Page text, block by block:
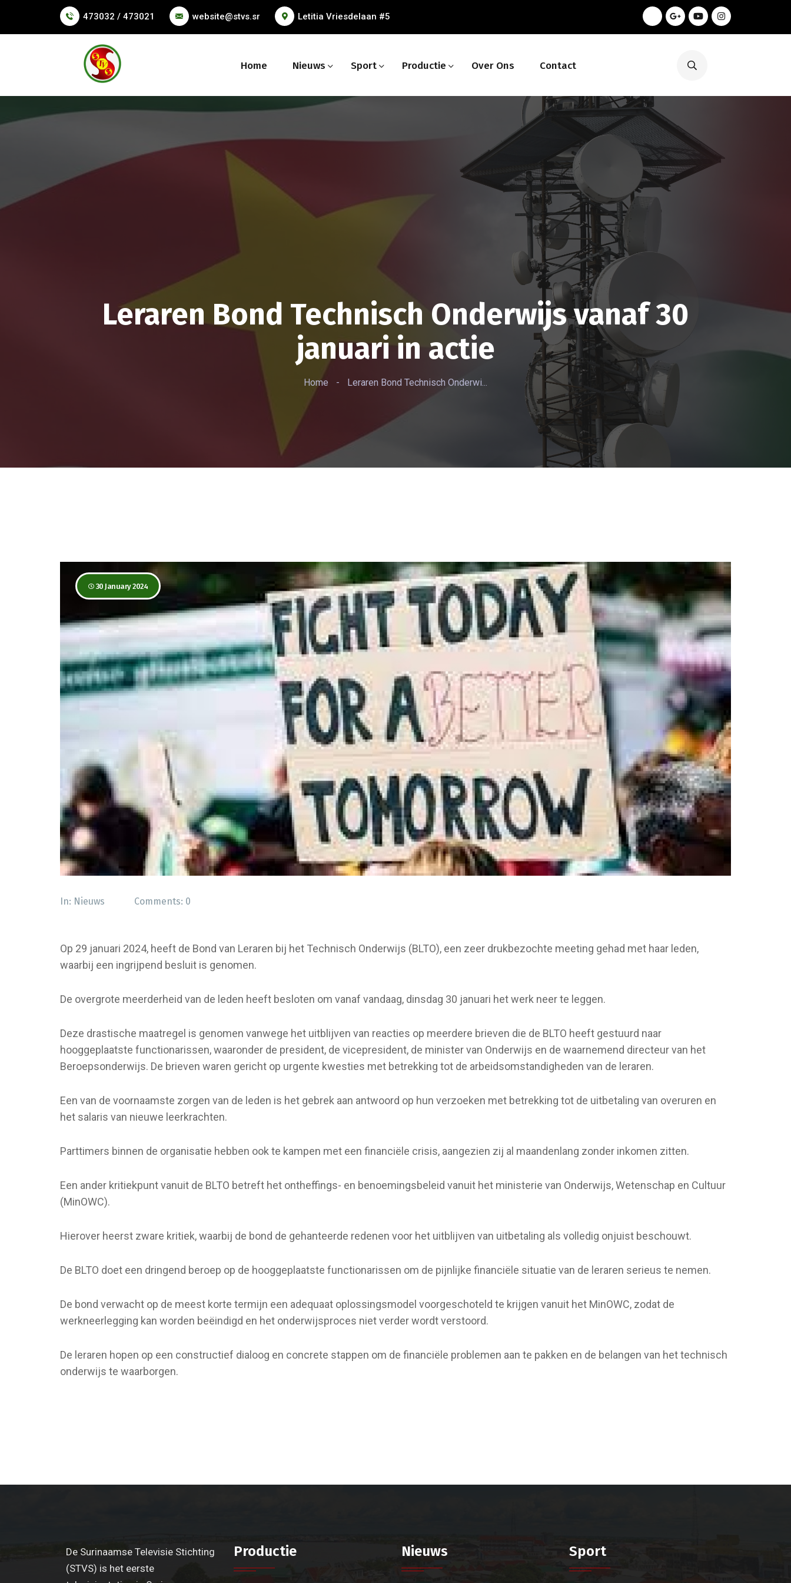
473032 / 473021 website@stvs.sr Letitia Vriesdelaan #5
Home Nieuws Sport Productie Over Ons Contact
Leraren Bond Technisch Onderwijs vanaf 30
januari in actie
Home - Leraren Bond Technisch Onderwi...
30 January 2024
In: Nieuws Comments: 0
Op 29 januari 2024, heeft de Bond van Leraren bij het Technisch Onderwijs (BLTO), een zeer drukbezochte meeting gehad met haar leden,
waarbij een ingrijpend besluit is genomen.
De overgrote meerderheid van de leden heeft besloten om vanaf vandaag, dinsdag 30 januari het werk neer te leggen.
Deze drastische maatregel is genomen vanwege het uitblijven van reacties op meerdere brieven die de BLTO heeft gestuurd naar
hooggeplaatste functionarissen, waaronder de president, de vicepresident, de minister van Onderwijs en de waarnemend directeur van het
Beroepsonderwijs. De brieven waren gericht op urgente kwesties met betrekking tot de arbeidsomstandigheden van de leraren.
Een van de voornaamste zorgen van de leden is het gebrek aan antwoord op hun verzoeken met betrekking tot de uitbetaling van overuren en
het salaris van nieuwe leerkrachten.
Parttimers binnen de organisatie hebben ook te kampen met een financiële crisis, aangezien zij al maandenlang zonder inkomen zitten.
Een ander kritiekpunt vanuit de BLTO betreft het ontheffings- en benoemingsbeleid vanuit het ministerie van Onderwijs, Wetenschap en Cultuur
(MinOWC).
Hierover heerst zware kritiek, waarbij de bond de gehanteerde redenen voor het uitblijven van uitbetaling als volledig onjuist beschouwt.
De BLTO doet een dringend beroep op de hooggeplaatste functionarissen om de pijnlijke financiële situatie van de leraren serieus te nemen.
De bond verwacht op de meest korte termijn een adequaat oplossingsmodel voorgeschoteld te krijgen vanuit het MinOWC, zodat de
werkneerlegging kan worden beëindigd en het onderwijsproces niet verder wordt verstoord.
De leraren hopen op een constructief dialoog en concrete stappen om de financiële problemen aan te pakken en de belangen van het technisch
onderwijs te waarborgen.
De Surinaamse Televisie Stichting
(STVS) is het eerste
Productie Nieuws Sport